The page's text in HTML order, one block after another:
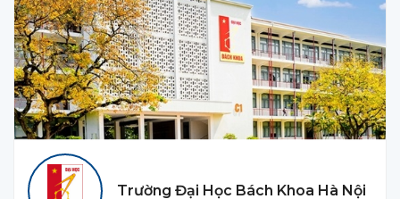
Trường Đại Học Bách Khoa Hà Nội